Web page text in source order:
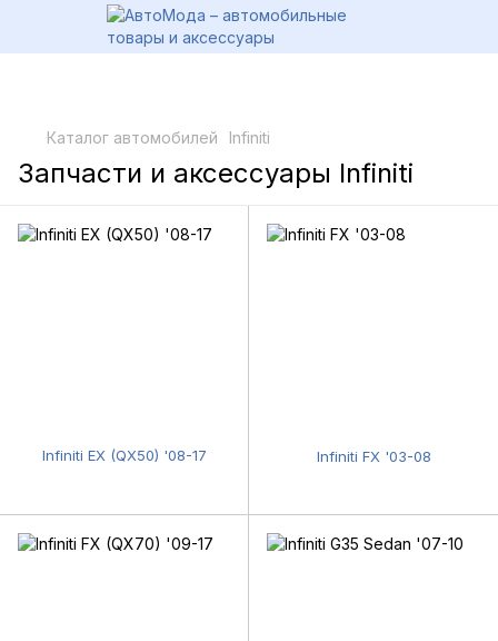
Каталог автомобилей Infiniti
Запчасти и аксессуары Infiniti
Infiniti EX (QX50) '08-17 Infiniti FX '03-08